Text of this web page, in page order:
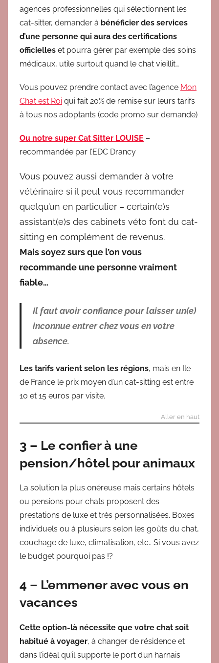
agences professionnelles qui sélectionnent les
cat-sitter, demander à bénéficier des services
d’une personne qui aura des certifications
officielles et pourra gérer par exemple des soins
médicaux, utile surtout quand le chat vieillit…
Vous pouvez prendre contact avec l’agence Mon
Chat est Roi qui fait 20% de remise sur leurs tarifs
à tous nos adoptants (code promo sur demande)
Ou notre super Cat Sitter LOUISE –
recommandée par l’EDC Drancy
Vous pouvez aussi demander à votre
vétérinaire si il peut vous recommander
quelqu’un en particulier – certain(e)s
assistant(e)s des cabinets véto font du cat-
sitting en complément de revenus.
Mais soyez surs que l’on vous
recommande une personne vraiment
fiable…
Il faut avoir confiance pour laisser un(e)
inconnue entrer chez vous en votre
absence.
Les tarifs varient selon les régions, mais en Ile
de France le prix moyen d’un cat-sitting est entre
10 et 15 euros par visite.
Aller en haut
3 – Le confier à une
pension/hôtel pour animaux
La solution la plus onéreuse mais certains hôtels
ou pensions pour chats proposent des
prestations de luxe et très personnalisées. Boxes
individuels ou à plusieurs selon les goûts du chat,
couchage de luxe, climatisation, etc.. Si vous avez
le budget pourquoi pas !?
4 – L’emmener avec vous en
vacances
Cette option-là nécessite que votre chat soit
habitué à voyager, à changer de résidence et
dans l’idéal qu’il supporte le port d’un harnais